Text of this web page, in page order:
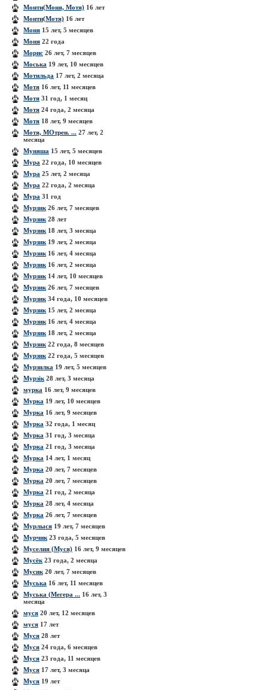
Монти(Моня, Мотя) 16 лет
Монти(Мотя) 16 лет
Моня 15 лет, 5 месяцев
Моня 22 года
Морис 26 лет, 7 месяцев
Моська 19 лет, 10 месяцев
Мотильда 17 лет, 2 месяца
Мотя 16 лет, 11 месяцев
Мотя 31 год, 1 месяц
Мотя 24 года, 2 месяца
Мотя 18 лет, 9 месяцев
Мотя, МОтрен. ... 27 лет, 2
месяца
Муняша 15 лет, 5 месяцев
Мура 22 года, 10 месяцев
Мура 25 лет, 2 месяца
Мура 22 года, 2 месяца
Мура 31 год
Мурзик 26 лет, 7 месяцев
Мурзик 28 лет
Мурзик 18 лет, 3 месяца
Мурзик 19 лет, 2 месяца
Мурзик 16 лет, 4 месяца
Мурзик 16 лет, 2 месяца
Мурзик 14 лет, 10 месяцев
Мурзик 26 лет, 7 месяцев
Мурзик 34 года, 10 месяцев
Мурзик 15 лет, 2 месяца
Мурзик 16 лет, 4 месяца
Мурзик 18 лет, 2 месяца
Мурзик 22 года, 8 месяцев
Мурзик 22 года, 5 месяцев
Мурзилка 19 лет, 5 месяцев
Мурзік 28 лет, 3 месяца
мурка 16 лет, 9 месяцев
Мурка 19 лет, 10 месяцев
Мурка 16 лет, 9 месяцев
Мурка 32 года, 1 месяц
Мурка 31 год, 3 месяца
Мурка 21 год, 3 месяца
Мурка 14 лет, 1 месяц
Мурка 20 лет, 7 месяцев
Мурка 20 лет, 7 месяцев
Мурка 21 год, 2 месяца
Мурка 28 лет, 4 месяца
Мурка 26 лет, 7 месяцев
Мурлыся 19 лет, 7 месяцев
Мурчик 23 года, 5 месяцев
Муселия (Муся) 16 лет, 9 месяцев
Мусёк 23 года, 2 месяца
Мусик 20 лет, 7 месяцев
Муська 16 лет, 11 месяцев
Муська (Мегера ... 16 лет, 3
месяца
муся 20 лет, 12 месяцев
муся 17 лет
Муся 28 лет
Муся 24 года, 6 месяцев
Муся 23 года, 11 месяцев
Муся 17 лет, 3 месяца
Муся 19 лет